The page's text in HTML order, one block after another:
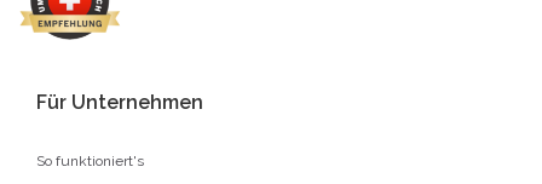
Für Unternehmen
So funktioniert's